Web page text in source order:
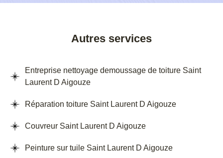
Autres services
Entreprise nettoyage demoussage de toiture Saint
Laurent D Aigouze
Réparation toiture Saint Laurent D Aigouze
Couvreur Saint Laurent D Aigouze
Peinture sur tuile Saint Laurent D Aigouze